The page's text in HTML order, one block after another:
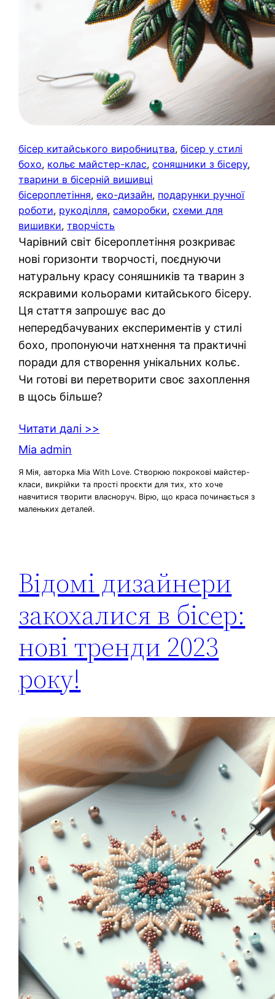
бісер китайського виробництва, бісер у стилі
бохо, кольє майстер-клас, соняшники з бісеру
тварини в бісерній вишивці
бісероплетіння, еко-дизайн, подарунки ручної
роботи, рукоділля, саморобки, схеми для
вишивки, творчість
Чарівний світ бісероплетіння розкриває
нові горизонти творчості, поєднуючи
натуральну красу соняшників та тварин з
яскравими кольорами китайського бісеру.
Ця стаття запрошує вас до
непередбачуваних експериментів у стилі
бохо, пропонуючи натхнення та практичні
поради для створення унікальних кольє.
Чи готові ви перетворити своє захоплення
в щось більше?
Читати далі >>
Mia admin
Я Мія, авторка Mia With Love. Створюю покрокові майстер-
класи, викрійки та прості проєкти для тих, хто хоче
навчитися творити власноруч. Вірю, що краса починається з
маленьких деталей.
Відомі дизайнери
закохалися в бісер:
нові тренди 2023
року!